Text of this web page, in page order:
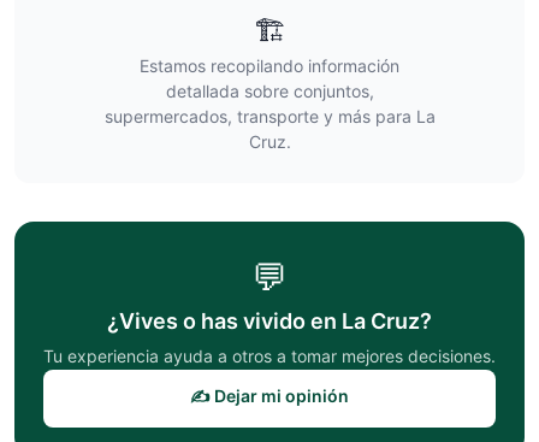
🏗️
Estamos recopilando información
detallada sobre conjuntos,
supermercados, transporte y más para La
Cruz.
💬
¿Vives o has vivido en La Cruz?
Tu experiencia ayuda a otros a tomar mejores decisiones.
✍️ Dejar mi opinión